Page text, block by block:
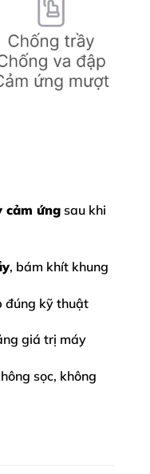
cảm ứngsau khi
, bám khít khung
đúng kỹ thuật
giá trị máy
sọc, không